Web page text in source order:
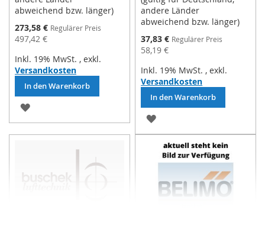
abweichend bzw. länger)
Sonderpreis
273,58 € Regulärer Preis
497,42 €
Inkl. 19% MwSt. , exkl.
Versandkosten
In den Warenkorb
ZUR
WUNSCHLISTE
HINZUFÜGEN
andere Länder
abweichend bzw. länger)
Sonderpreis
37,83 € Regulärer Preis
58,19 €
Inkl. 19% MwSt. , exkl.
Versandkosten
In den Warenkorb
ZUR
WUNSCHLISTE
HINZUFÜGEN